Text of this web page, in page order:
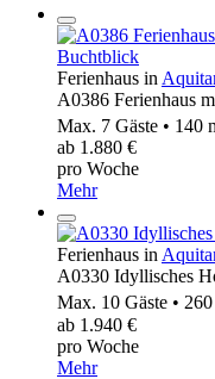
Ferienhaus in
A0386 Ferienhaus
Max. 7 Gäste • 140
ab 1.880 €
pro Woche
Mehr
Ferienhaus in
A0330 Idyllisches
Max. 10 Gäste •
ab 1.940 €
pro Woche
Mehr